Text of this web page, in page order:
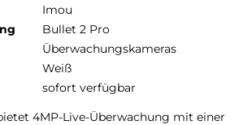
Imou
Bullet 2 Pro
Überwachungskameras
Weiß
sofort verfügbar
4MP-Live-Überwachung mit einer